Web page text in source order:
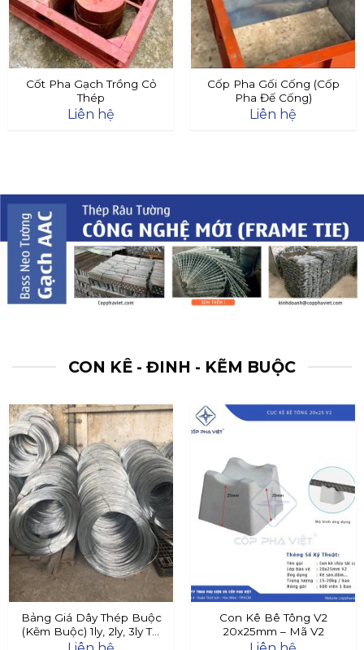
Cốt Pha Gạch Trồng Cỏ
Thép
Liên hệ
Cốp Pha Gối Cống (Cốp
Pha Đế Cống)
Liên hệ
CON KÊ - ĐINH - KẼM BUỘC
Bảng Giá Dây Thép Buộc
(Kẽm Buộc) 1ly, 2ly, 3ly Tại
Đây
Con Kê Bê Tông V2
20x25mm – Mã V2